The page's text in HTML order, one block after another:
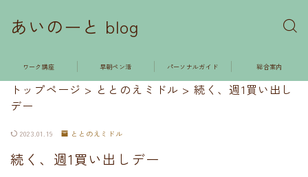
あいのーと blog
ワーク講座 早朝ペン活 パーソナルガイド 総合案内
トップページ > ととのえミドル > 続く、週1買い出し
デー
2023.01.19 ととのえミドル
続く、週1買い出しデー